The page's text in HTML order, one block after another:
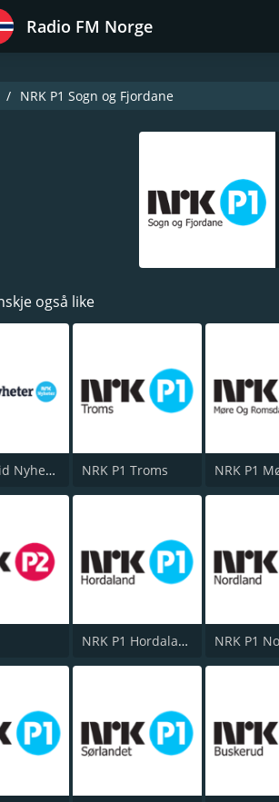
Radio FM Norge
NRK P1 Sogn og Fjordane
også like
NRK Alltid Nyheter NRK P1 Troms
NRK P1 Hordaland NRK P1